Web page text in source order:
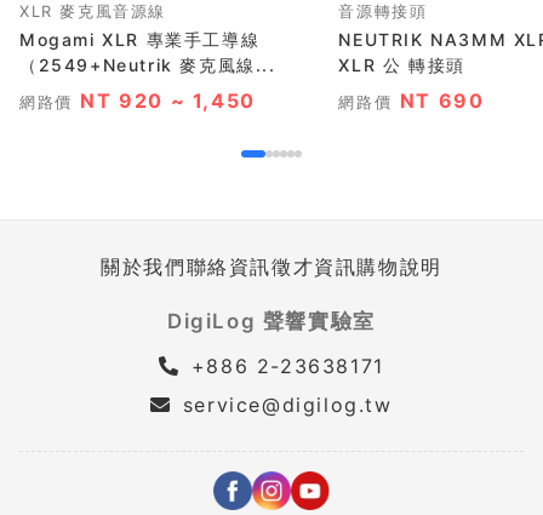
XLR 麥克風音源線
Mogami XLR 專業手工導線
（2549+Neutrik 麥克風線...
網路價 NT 920 ~ 1,450
音源轉接頭
NEUTRIK NA3MM XLR 公 轉
XLR 公 轉接頭
網路價 NT 690
關於我們聯絡資訊徵才資訊購物說明
DigiLog 聲響實驗室
+886 2-23638171
service@digilog.tw